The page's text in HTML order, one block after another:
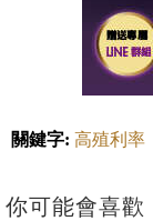
關鍵字: 高殖利率
你可能會喜歡